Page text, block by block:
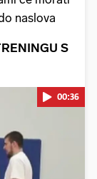
naslova
S
00:36